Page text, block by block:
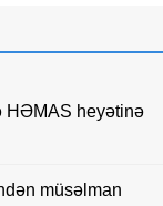
HƏMAS heyətinə
müsəlman